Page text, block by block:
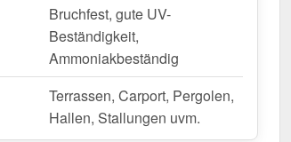
Bruchfest, gute UV-
Beständigkeit,
Ammoniakbeständig
Terrassen, Carport, Pergolen,
Hallen, Stallungen uvm.